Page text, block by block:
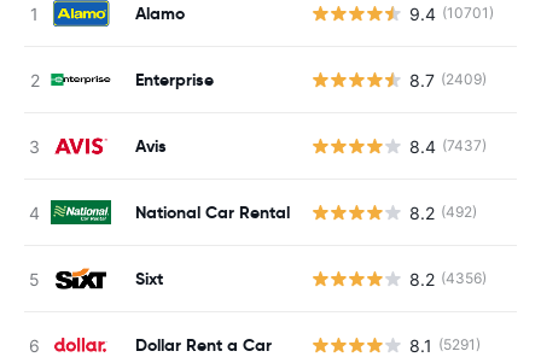
Alamo 9.4 (10701)
Enterprise 8.7 (2409)
Avis 8.4 (7437)
National Car Rental 8.2 (492)
Sixt 8.2 (4356)
Dollar Rent a Car 8.1 (5291)